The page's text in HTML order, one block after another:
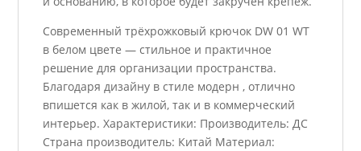
Современный трёхрожковый крючок DW 01 WT
в белом цвете — стильное и практичное
решение для организации пространства.
Благодаря дизайну в стиле модерн , отлично
впишется как в жилой, так и в коммерческий
интерьер. Характеристики: Производитель: ДС
Страна производитель: Китай Материал: